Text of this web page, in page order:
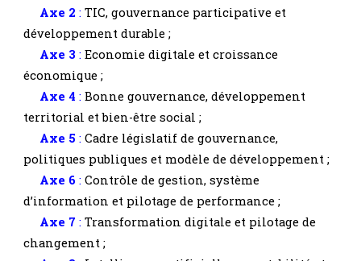
Axe 2 : TIC, gouvernance participative et
développement durable;
Axe 3 : Economie digitale et croissance
économique;
Axe 4 :Bonne gouvernance, développement
territorial et bien-être social;
Axe 5 : Cadre législatif de gouvernance,
politiques publiques et modèle de développement;
Axe 6 : Contrôle de gestion, système
d’information et pilotage de performance;
Axe 7 : Transformation digitale et pilotage de
changement;